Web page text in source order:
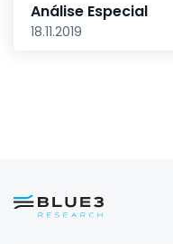
Análise Especial
18.11.2019